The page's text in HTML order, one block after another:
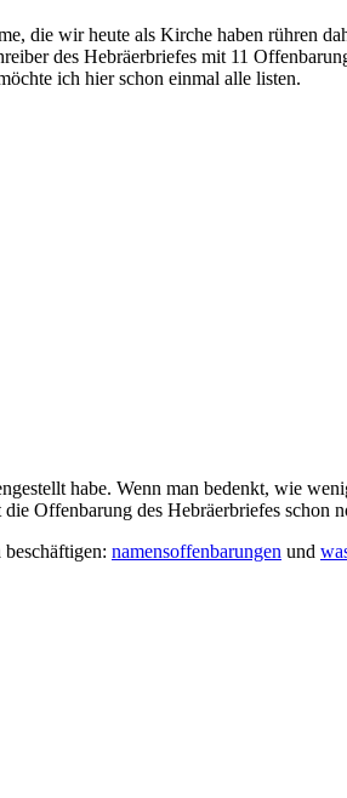
die wir heute als Kirche haben rühren
des Hebräerbriefes mit 11
ich hier schon einmal alle listen.
habe. Wenn man bedenkt, wie
Offenbarung des Hebräerbriefes schon
namensoffenbarungen und